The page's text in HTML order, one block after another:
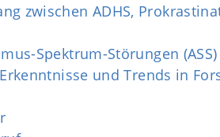
zwischen ADHS,
Spektrum-Störungen
und Trends in